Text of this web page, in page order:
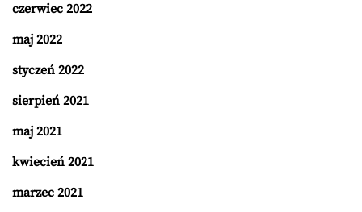
czerwiec 2022
maj 2022
styczeń 2022
sierpień 2021
maj 2021
kwiecień 2021
marzec 2021